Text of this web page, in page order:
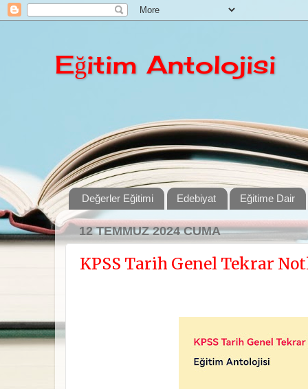
Eğitim Antolojisi
Değerler Eğitimi Edebiyat Eğitime Dair
12 TEMMUZ 2024 CUMA
KPSS Tarih Genel Tekrar